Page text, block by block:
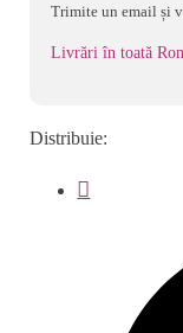
Trimite un email și
Livrări în toată
Distribuie: